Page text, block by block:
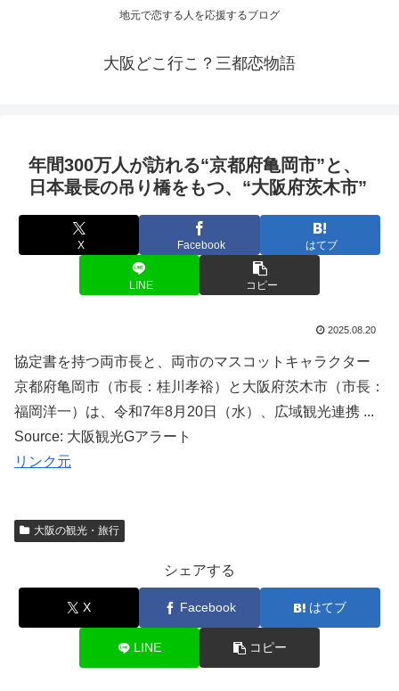
地元で恋する人を応援するブログ
大阪どこ行こ？三都恋物語
年間300万人が訪れる“京都府亀岡市”と、
日本最長の吊り橋をもつ、“大阪府茨木市”
X Facebook はてブ
LINE コピー
2025.08.20
協定書を持つ両市長と、両市のマスコットキャラクター
京都府亀岡市（市長：桂川孝裕）と大阪府茨木市（市長：
福岡洋一）は、令和7年8月20日（水）、広域観光連携 ...
Source: 大阪観光Gアラート
リンク元
大阪の観光・旅行
シェアする
X Facebook はてブ
LINE コピー